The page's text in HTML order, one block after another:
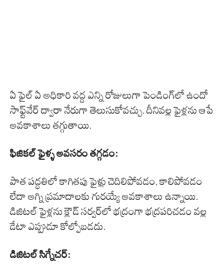
ఏ ఫైల్ ఏ అధికారి వద్ద ఎన్ని రోజులుగా పెండింగ్‌లో ఉందో
సాఫ్ట్‌వేర్ ద్వారా నేరుగా తెలుసుకోవచ్చు. దీనివల్ల ఫైళ్లను ఆపే
అవకాశాలు తగ్గుతాయి.
ఫిజికల్ ఫైళ్ళ అవసరం తగ్గడం:
పాత పద్ధతిలో కాగితపు ఫైళ్లు చెదిలిపోవడం, కాలిపోవడం
లేదా అగ్ని ప్రమాదాలకు గురయ్యే అవకాశాలు ఉన్నాయి.
డిజిటల్ ఫైళ్లను క్లౌడ్ సర్వర్‌లో భద్రంగా భద్రపరిచడం వల్ల
డేటా ఎప్పుడూ కోల్పోబడదు.
డిజిటల్ సిగ్నేచర్: